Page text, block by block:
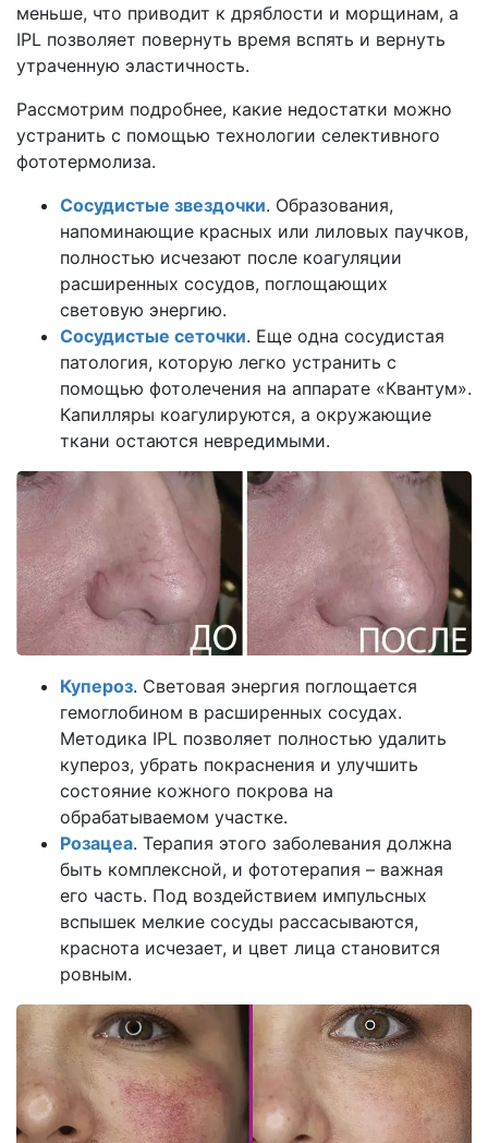
меньше, что приводит к дряблости и морщинам, а
IPL позволяет повернуть время вспять и вернуть
утраченную эластичность.
Рассмотрим подробнее, какие недостатки можно
устранить с помощью технологии селективного
фототермолиза.
Сосудистые звездочки. Образования,
напоминающие красных или лиловых паучков,
полностью исчезают после коагуляции
расширенных сосудов, поглощающих
световую энергию.
Сосудистые сеточки. Еще одна сосудистая
патология, которую легко устранить с
помощью фотолечения на аппарате «Квантум».
Капилляры коагулируются, а окружающие
ткани остаются невредимыми.
Купероз. Световая энергия поглощается
гемоглобином в расширенных сосудах.
Методика IPL позволяет полностью удалить
купероз, убрать покраснения и улучшить
состояние кожного покрова на
обрабатываемом участке.
Розацеа. Терапия этого заболевания должна
быть комплексной, и фототерапия – важная
его часть. Под воздействием импульсных
вспышек мелкие сосуды рассасываются,
краснота исчезает, и цвет лица становится
ровным.